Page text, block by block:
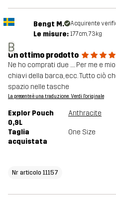
B
Bengt M. Acquirente
Le misure: 177cm, 73kg
Un ottimo prodotto
Ne ho comprati due ..... Per me e
chiavi della barca, ecc. Tutto ciò
spazio nelle tasche
La presente è una traduzione. Verdi l'originale
Explor Pouch
0,9L
Anthracite
Taglia
acquistata
One Size
Nr articolo 11157